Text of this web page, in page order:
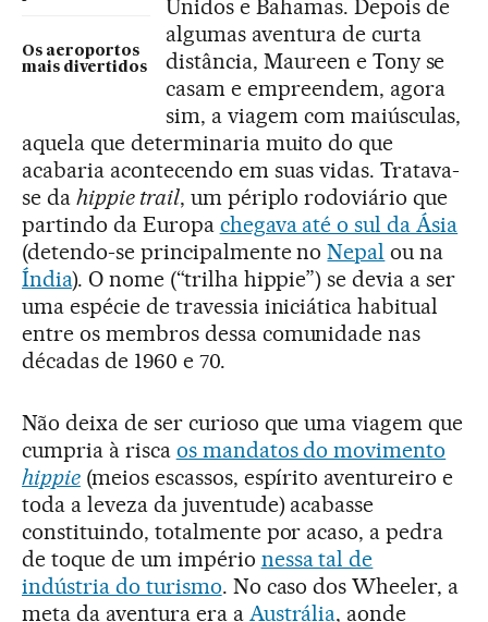
Os aeroportos
mais divertidos
Unidos e Bahamas. Depois de
algumas aventura de curta
distância, Maureen e Tony se
casam e empreendem, agora
sim, a viagem com maiúsculas,
aquela que determinaria muito do que
acabaria acontecendo em suas vidas. Tratava-
se da hippie trail, um périplo rodoviário que
partindo da Europa chegava até o sul da Ásia
(detendo-se principalmente noNepal ou na
Índia). O nome (“trilha hippie”) se devia a ser
uma espécie de travessia iniciática habitual
entre os membros dessa comunidade nas
décadas de 1960 e 70.
Não deixa de ser curioso que uma viagem que
cumpria à risca os mandatos do movimento
hippie(meios escassos, espírito aventureiro e
toda a leveza da juventude) acabasse
constituindo, totalmente por acaso, a pedra
de toque de um império nessa tal de
indústria do turismo. No caso dos Wheeler, a
meta da aventura era a Austrália, aonde